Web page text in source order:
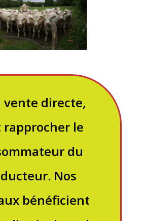
vente directe,
rapprocher le
du
Nos
bénéficient